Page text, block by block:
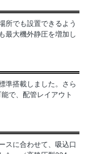
所でも設置できるよう
最大機外静圧を増加し
準搭載しました。さら
で、配管レイアウト
スに合わせて、吸込口